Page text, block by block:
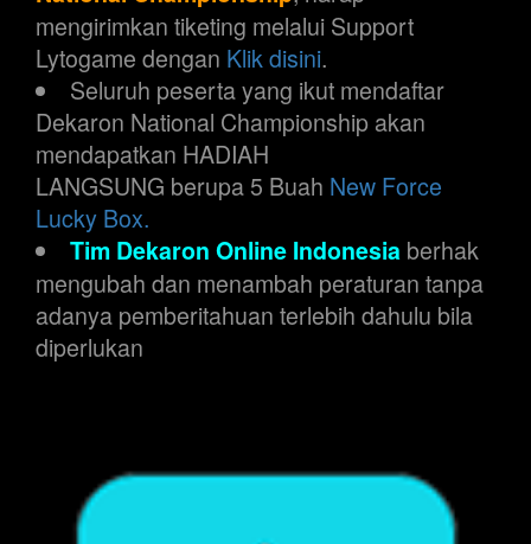
mengirimkan tiketing melalui Support
Lytogame dengan Klik disini.
Seluruh peserta yang ikut mendaftar
Dekaron National Championship akan
mendapatkan HADIAH
LANGSUNG berupa 5 Buah New Force
Lucky Box.
Tim Dekaron Online Indonesia berhak
mengubah dan menambah peraturan tanpa
adanya pemberitahuan terlebih dahulu bila
diperlukan